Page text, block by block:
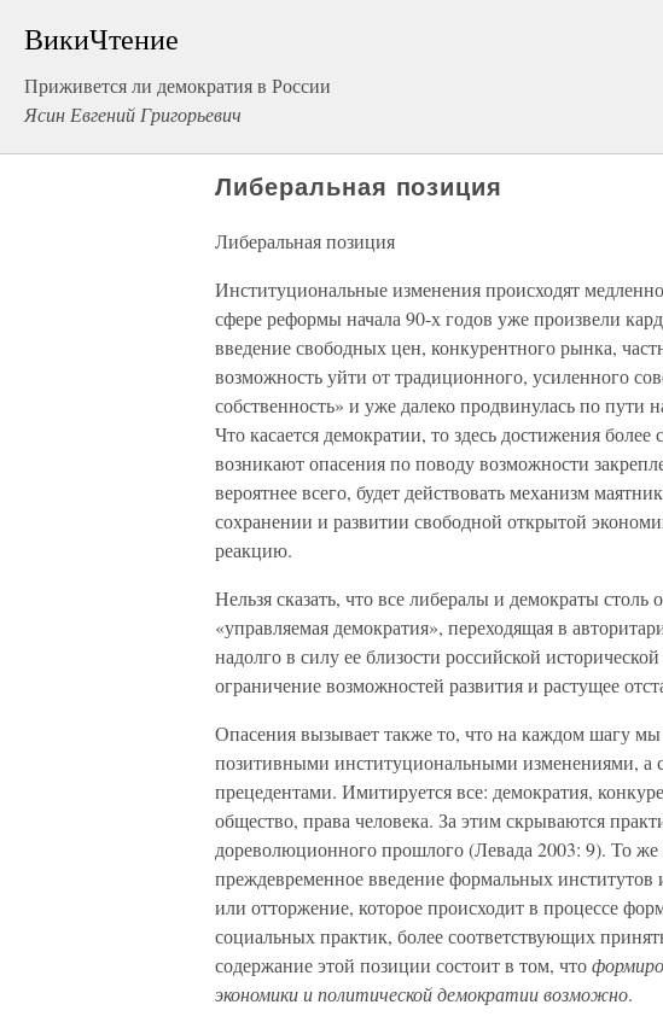
ВикиЧтение
Приживется ли демократия в России
Ясин Евгений Григорьевич
Либеральная позиция
Либеральная позиция
Институциональные изменения происходят
сфере реформы начала 90-х годов уже произвели
введение свободных цен, конкурентного рынка,
возможность уйти от традиционного, усиленного
собственность» и уже далеко продвинулась по пути
Что касается демократии, то здесь достижения
возникают опасения по поводу возможности
вероятнее всего, будет действовать механизм
сохранении и развитии свободной открытой
реакцию.
Нельзя сказать, что все либералы и демократы
«управляемая демократия», переходящая в
надолго в силу ее близости российской
ограничение возможностей развития и растущее
Опасения вызывает также то, что на каждом шагу
позитивными институциональными изменениями, а
прецедентами. Имитируется все: демократия,
общество, права человека. За этим скрываются
дореволюционного прошлого (Левада 2003: 9). То
преждевременное введение формальных институтов
или отторжение, которое происходит в процессе
социальных практик, более соответствующих
содержание этой позиции состоит в том, что
экономики и политической демократии возможно.